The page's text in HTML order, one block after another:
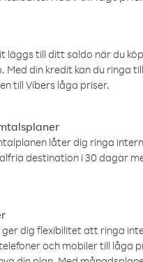
läggs till ditt saldo när du
Med din kredit kan du ringa
till Vibers låga priser.
låter dig ringa
destination i 30 dagar
ger dig flexibilitet att ringa
och mobiler till låga